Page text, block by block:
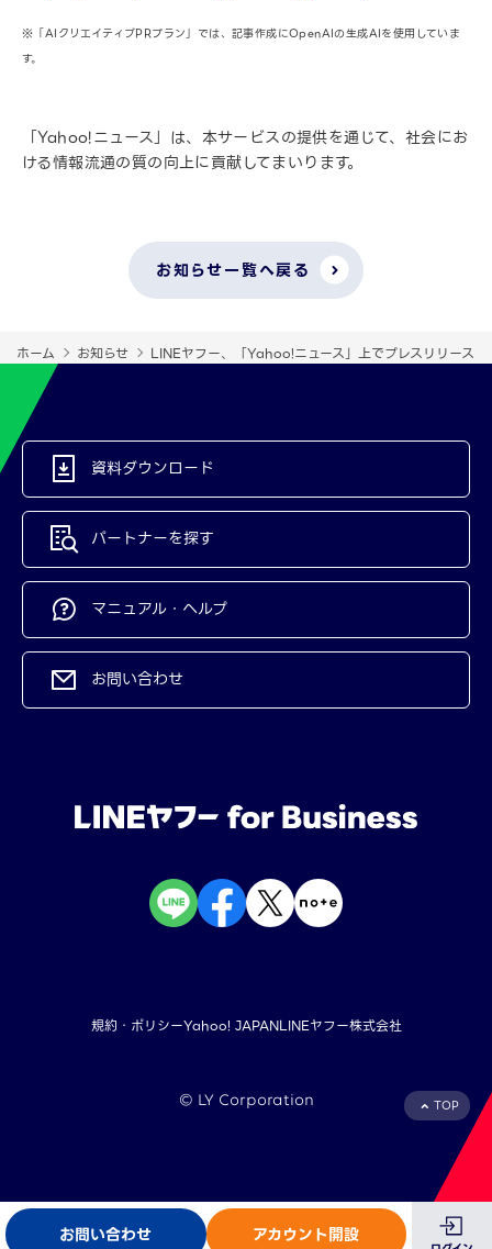
※「AIクリエイティブPRプラン」では、記事作成にOpenAIの生成AIを使用していま
す。
「Yahoo!ニュース」は、本サービスの提供を通じて、社会にお
ける情報流通の質の向上に貢献してまいります。
お知らせ一覧へ戻る
ホーム お知らせ LINEヤフー、「Yahoo!ニュース」上でプレスリリース
資料ダウンロード
パートナーを探す
マニュアル・ヘルプ
お問い合わせ
TOP
規約・ポリシーYahoo! JAPANLINEヤフー株式会社
©︎ LY Corporation
お問い合わせ アカウント開設